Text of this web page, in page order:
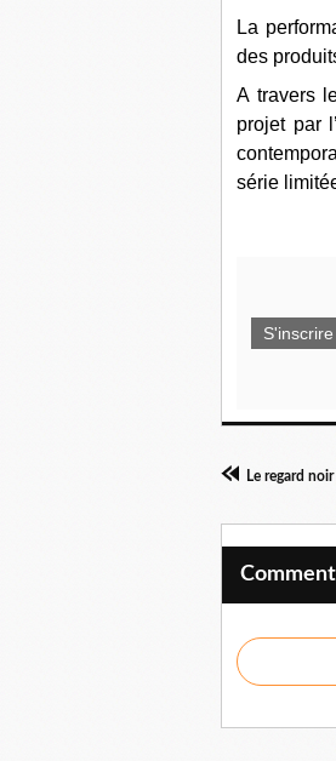
La
des
A travers
projet par
série
Le regard